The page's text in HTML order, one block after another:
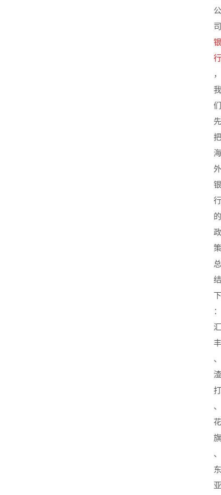
公
司
银
行
，
我
们
先
把
海
外
银
行
的
政
策
总
结
下
：
汇
丰
、
渣
打
、
花
旗
、
东
亚